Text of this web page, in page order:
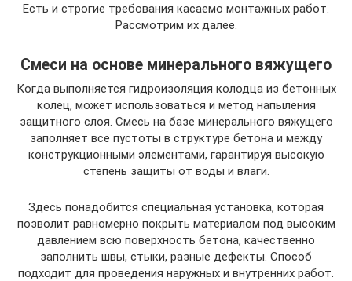
Есть и строгие требования касаемо монтажных работ.
Рассмотрим их далее.
Смеси на основе минерального вяжущего
Когда выполняется гидроизоляция колодца из бетонных
колец, может использоваться и метод напыления
защитного слоя. Смесь на базе минерального вяжущего
заполняет все пустоты в структуре бетона и между
конструкционными элементами, гарантируя высокую
степень защиты от воды и влаги.
Здесь понадобится специальная установка, которая
позволит равномерно покрыть материалом под высоким
давлением всю поверхность бетона, качественно
заполнить швы, стыки, разные дефекты. Способ
подходит для проведения наружных и внутренних работ.